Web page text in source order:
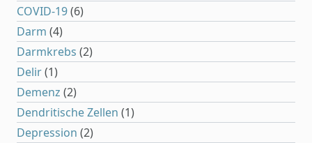
COVID-19(6)
Darm (4)
Darmkrebs (2)
Delir(1)
Demenz (2)
Dendritische Zellen (1)
Depression (2)